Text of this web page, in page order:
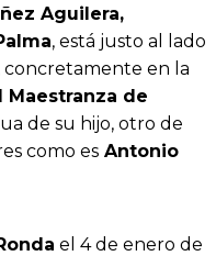
Aguilera,
, está justo al lado
concretamente en la
Maestranza de
de su hijo, otro de
como es Antonio
el 4 de enero de